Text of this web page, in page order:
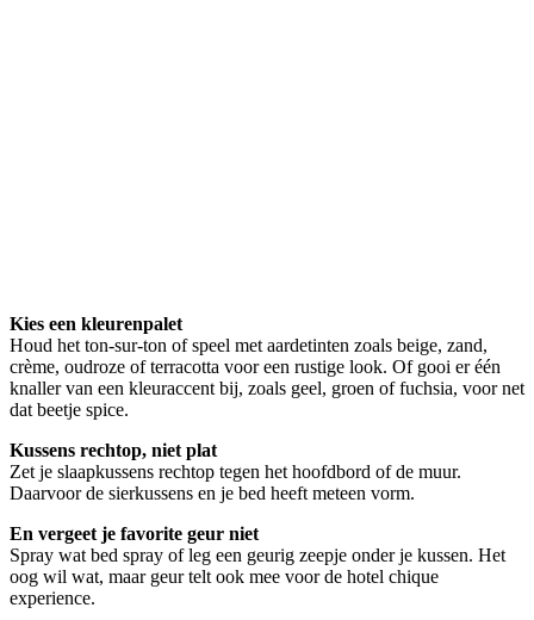
Kies een kleurenpalet
Houd het ton-sur-ton of speel met aardetinten zoals beige, zand,
crème, oudroze of terracotta voor een rustige look. Of gooi er één
knaller van een kleuraccent bij, zoals geel, groen of fuchsia, voor net
dat beetje spice.
Kussens rechtop, niet plat
Zet je slaapkussens rechtop tegen het hoofdbord of de muur.
Daarvoor de sierkussens en je bed heeft meteen vorm.
En vergeet je favorite geur niet
Spray wat bed spray of leg een geurig zeepje onder je kussen. Het
oog wil wat, maar geur telt ook mee voor de hotel chique
experience.